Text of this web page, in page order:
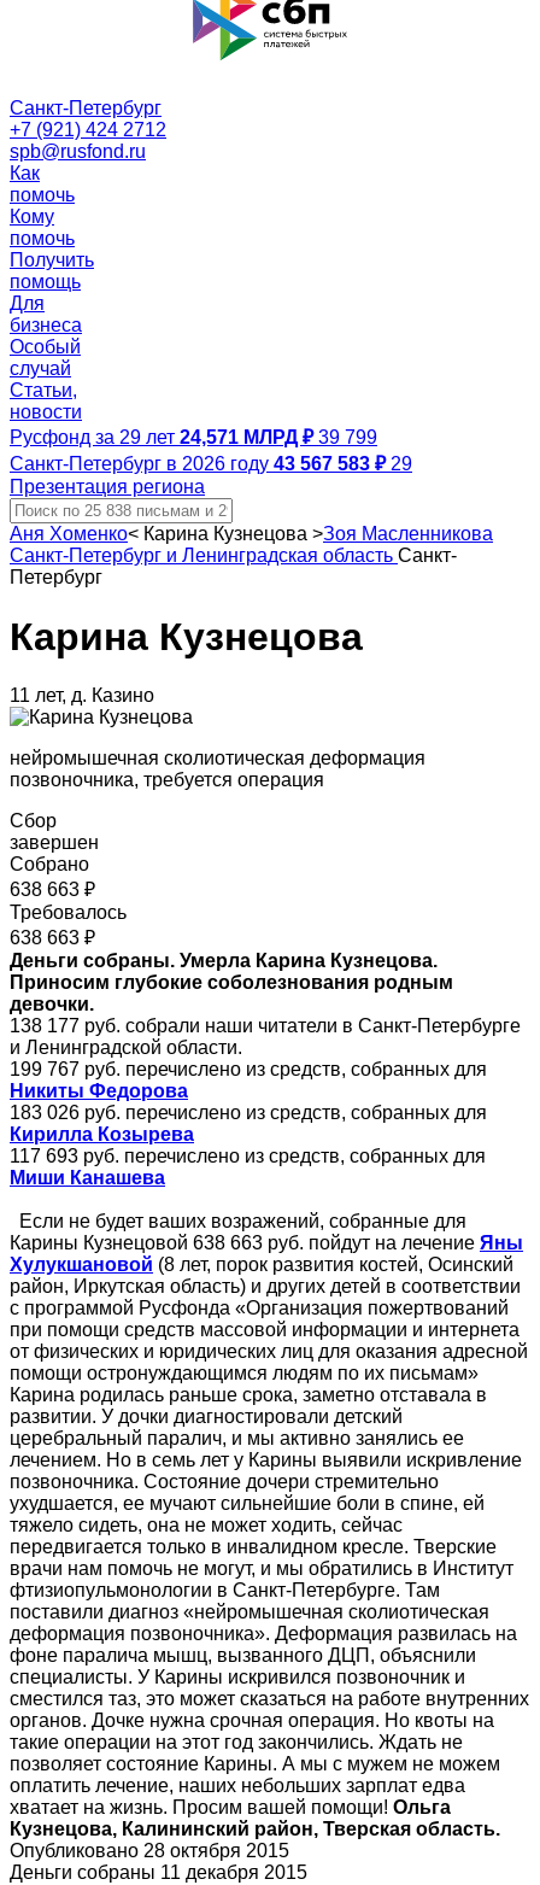
Санкт-Петербург
+7 (921) 424 2712
spb@rusfond.ru
Как
помочь
Кому
помочь
Получить
помощь
Для
бизнеса
Особый
случай
Статьи,
новости
Русфонд за 29 лет 24,571 МЛРД ₽ 39 799
Санкт-Петербург в 2026 году 43 567 583 ₽ 29
Презентация региона
Аня Хоменко< Карина Кузнецова >Зоя Масленникова
Санкт-Петербург и Ленинградская область Санкт-
Петербург
Карина Кузнецова
11 лет, д. Казино
нейромышечная сколиотическая деформация
позвоночника, требуется операция
Сбор
завершен
Собрано
638 663 ₽
Требовалось
638 663 ₽
Деньги собраны. Умерла Карина Кузнецова.
Приносим глубокие соболезнования родным
девочки.
138 177 руб. собрали наши читатели в Санкт-Петербурге
и Ленинградской области.
199 767 руб. перечислено из средств, собранных для
Никиты Федорова
183 026 руб. перечислено из средств, собранных для
Кирилла Козырева
117 693 руб. перечислено из средств, собранных для
Миши Канашева
Если не будет ваших возражений, собранные для
Карины Кузнецовой 638 663 руб. пойдут на лечение Яны
Хулукшановой (8 лет, порок развития костей, Осинский
район, Иркутская область) и других детей в соответствии
с программой Русфонда «Организация пожертвований
при помощи средств массовой информации и интернета
от физических и юридических лиц для оказания адресной
помощи остронуждающимся людям по их письмам»
Карина родилась раньше срока, заметно отставала в
развитии. У дочки диагностировали детский
церебральный паралич, и мы активно занялись ее
лечением. Но в семь лет у Карины выявили искривление
позвоночника. Состояние дочери стремительно
ухудшается, ее мучают сильнейшие боли в спине, ей
тяжело сидеть, она не может ходить, сейчас
передвигается только в инвалидном кресле. Тверские
врачи нам помочь не могут, и мы обратились в Институт
фтизиопульмонологии в Санкт-Петербурге. Там
поставили диагноз «нейромышечная сколиотическая
деформация позвоночника». Деформация развилась на
фоне паралича мышц, вызванного ДЦП, объяснили
специалисты. У Карины искривился позвоночник и
сместился таз, это может сказаться на работе внутренних
органов. Дочке нужна срочная операция. Но квоты на
такие операции на этот год закончились. Ждать не
позволяет состояние Карины. А мы с мужем не можем
оплатить лечение, наших небольших зарплат едва
хватает на жизнь. Просим вашей помощи! Ольга
Кузнецова, Калининский район, Тверская область.
Опубликовано 28 октября 2015
Деньги собраны 11 декабря 2015